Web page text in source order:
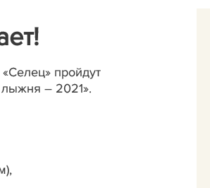
пройдут
– 2021».